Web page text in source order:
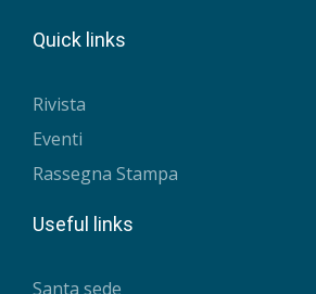
Quick links
Rivista
Eventi
Rassegna Stampa
Useful links
Santa sede